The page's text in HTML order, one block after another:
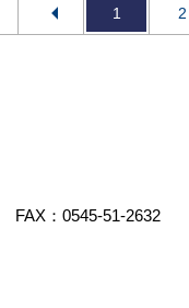
1 2
FAX：0545-51-2632